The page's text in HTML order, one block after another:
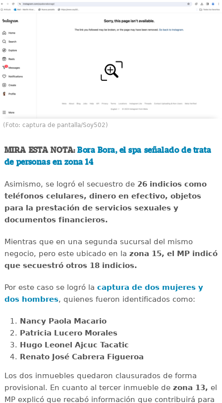
(Foto: captura de pantalla/Soy502)
MIRA ESTA NOTA:Bora Bora, el spa señalado de trata
de personas en zona 14
Asimismo, se logró el secuestro de 26 indicios como
teléfonos celulares, dinero en efectivo, objetos
para la prestación de servicios sexuales y
documentos financieros.
Mientras que en una segunda sucursal del mismo
negocio, pero este ubicado en la zona 15, el MP indicó
que secuestró otros 18 indicios.
Por este caso se logró la captura de dos mujeres y
dos hombres, quienes fueron identificados como:
Nancy Paola Macario
Patricia Lucero Morales
Hugo Leonel Ajcuc Tacatic
Renato José Cabrera Figueroa
Los dos inmuebles quedaron clausurados de forma
provisional. En cuanto al tercer inmueble de zona 13, el
MP explicó que recabó información que contribuirá para